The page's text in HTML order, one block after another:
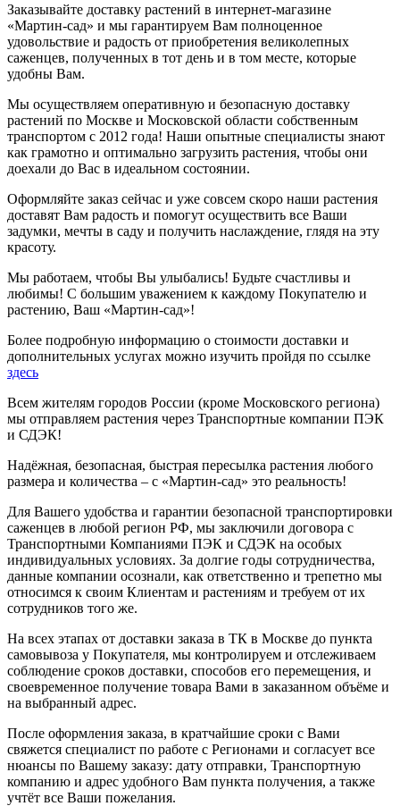
Заказывайте доставку растений в интернет-магазине
«Мартин-сад» и мы гарантируем Вам полноценное
удовольствие и радость от приобретения великолепных
саженцев, полученных в тот день и в том месте, которые
удобны Вам.
Мы осуществляем оперативную и безопасную доставку
растений по Москве и Московской области собственным
транспортом с 2012 года! Наши опытные специалисты знают
как грамотно и оптимально загрузить растения, чтобы они
доехали до Вас в идеальном состоянии.
Оформляйте заказ сейчас и уже совсем скоро наши растения
доставят Вам радость и помогут осуществить все Ваши
задумки, мечты в саду и получить наслаждение, глядя на эту
красоту.
Мы работаем, чтобы Вы улыбались! Будьте счастливы и
любимы! С большим уважением к каждому Покупателю и
растению, Ваш «Мартин-сад»!
Более подробную информацию о стоимости доставки и
дополнительных услугах можно изучить пройдя по ссылке
здесь
Всем жителям городов России (кроме Московского региона)
мы отправляем растения через Транспортные компании ПЭК
и СДЭК!
Надёжная, безопасная, быстрая пересылка растения любого
размера и количества – с «Мартин-сад» это реальность!
Для Вашего удобства и гарантии безопасной транспортировки
саженцев в любой регион РФ, мы заключили договора с
Транспортными Компаниями ПЭК и СДЭК на особых
индивидуальных условиях. За долгие годы сотрудничества,
данные компании осознали, как ответственно и трепетно мы
относимся к своим Клиентам и растениям и требуем от их
сотрудников того же.
На всех этапах от доставки заказа в ТК в Москве до пункта
самовывоза у Покупателя, мы контролируем и отслеживаем
соблюдение сроков доставки, способов его перемещения, и
своевременное получение товара Вами в заказанном объёме и
на выбранный адрес.
После оформления заказа, в кратчайшие сроки с Вами
свяжется специалист по работе с Регионами и согласует все
нюансы по Вашему заказу: дату отправки, Транспортную
компанию и адрес удобного Вам пункта получения, а также
учтёт все Ваши пожелания.